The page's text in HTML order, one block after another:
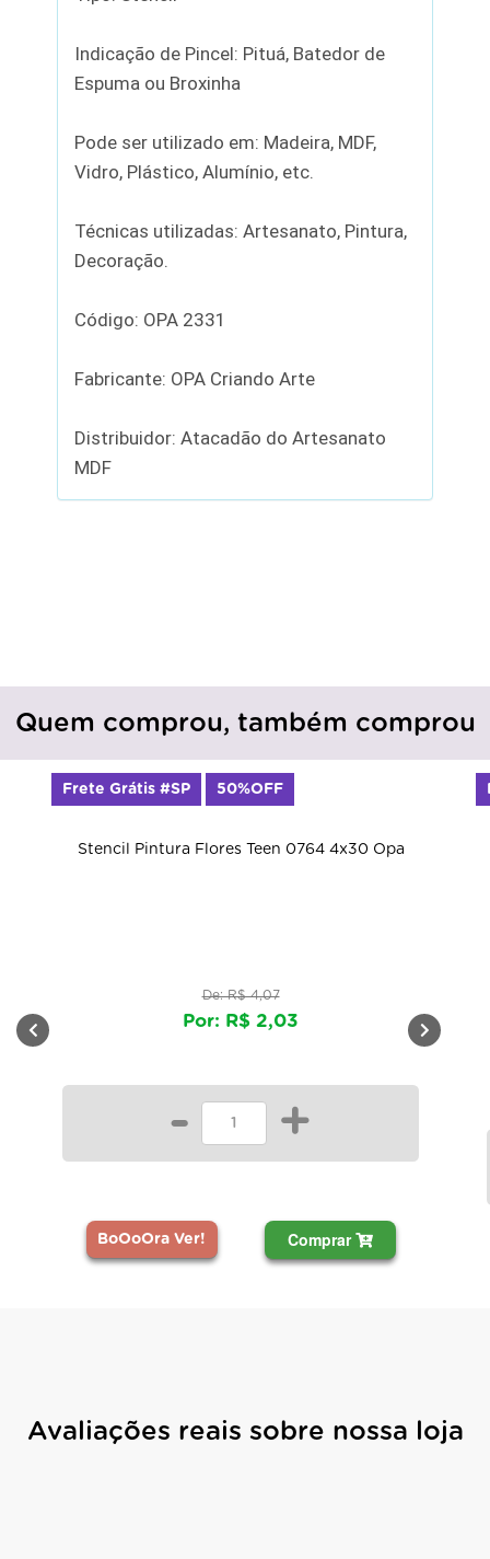
Indicação de Pincel: Pituá, Batedor de
Espuma ou Broxinha
Pode ser utilizado em: Madeira, MDF,
Vidro, Plástico, Alumínio, etc.
Técnicas utilizadas: Artesanato, Pintura,
Decoração.
Código: OPA 2331
Fabricante: OPA Criando Arte
Distribuidor: Atacadão do Artesanato
MDF
Quem comprou, também comprou
Stencil Pintura Flores Teen 0764 4x30 Opa
De: R$ 4,07
Por: R$ 2,03
- +
BoOoOra Ver! Comprar
Frete Grátis #SP 50%OFF
Avaliações reais sobre nossa loja